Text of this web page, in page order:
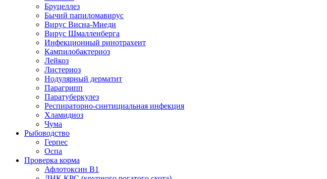
Бруцеллез
Бычий папиломавирус
Вирус Висна-Миеди
Вирус Шмалленберга
Инфекционный ринотрахеит
Кампилобактериоз
Лейкоз
Листериоз
Нодулярный дерматит
Парагрипп
Паратуберкулез
Респираторно-синтициальная инфекция
Хламидиоз
Чума
Рыбоводство
Герпес
Оспа
Проверка корма
Афлотоксин В1